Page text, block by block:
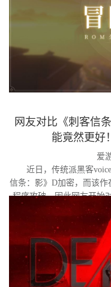
网友对比《刺客信
能竟然更好
爱
近日，传统派黑客
信条：影》D加密，而该
程序攻破。因此网友开始
作者决定验证，虚拟机
样，